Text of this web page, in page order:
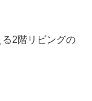
る2階リビングの